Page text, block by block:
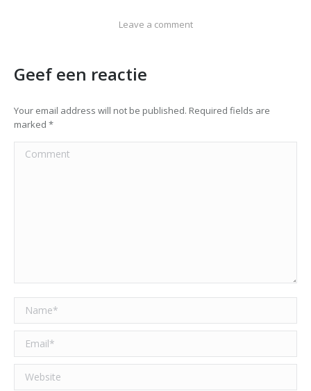
Leave a comment
Geef een reactie
Your email address will not be published. Required fields are
marked *
Comment
Name *
Email *
Website